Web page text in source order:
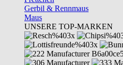
Gerbil & Rennmaus
Maus
UNSERE TOP-MARKEN